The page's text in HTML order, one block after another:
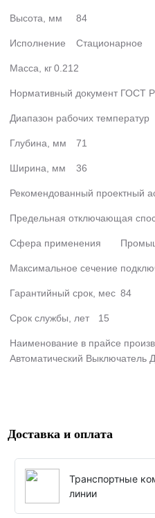
Высота, мм 84
Исполнение Стационарное
Масса, кг0.212
Нормативный документ ГОСТ
Диапазон рабочих температур
Глубина, мм 71
Ширина, мм 36
Рекомендованный проектный
Предельная отключающая
Сфера применения
Максимальное сечение
Гарантийный срок, мес 84
Срок службы, лет 15
Наименование в прайсе
Автоматический Выключатель
Доставка и оплата
Транспортные
линии